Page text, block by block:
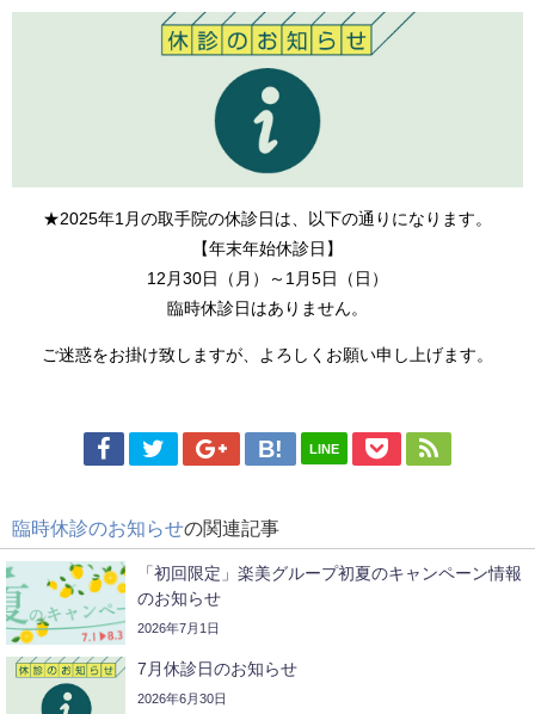
★2025年1月の取手院の休診日は、以下の通りになります。
【年末年始休診日】
12月30 日（月）～1月5 日（日）
臨時休診日はありません。
ご迷惑をお掛け致しますが、よろしくお願い申し上げます。
LINE
臨時休診のお知らせの関連記事
「初回限定」楽美グループ初夏のキャンペーン情報
のお知らせ
2026年7月1日
7月休診日のお知らせ
2026年6月30日